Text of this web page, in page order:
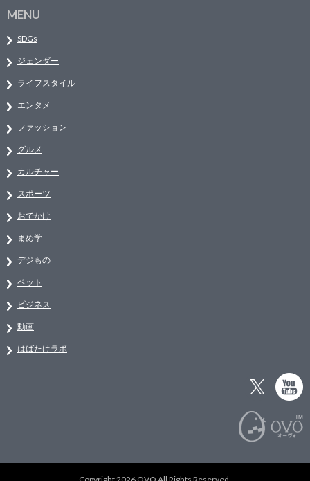
MENU
SDGs
ジェンダー
ライフスタイル
エンタメ
ファッション
グルメ
カルチャー
スポーツ
おでかけ
まめ学
デジもの
ペット
ビジネス
動画
はばたけラボ